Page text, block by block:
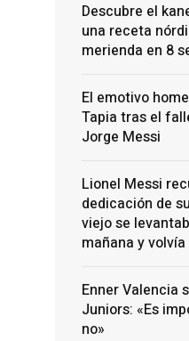
Descubre el
una receta
merienda en 8
El emotivo
Tapia tras el
Jorge Messi
Lionel Messi
dedicación de
viejo se
mañana y
Enner Valencia
Juniors: «Es
no»